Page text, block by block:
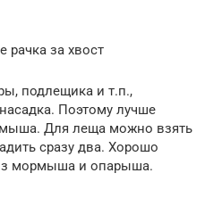
рачка за хвост
подлещика и т.п.,
Поэтому лучше
Для леща можно взять
сразу два. Хорошо
мормыша и опарыша.